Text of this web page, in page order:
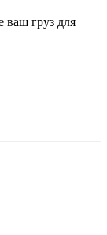
груз для